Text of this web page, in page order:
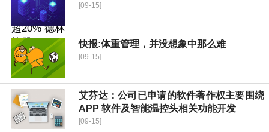
[09-15]
快报:体重管理，并没想象中那么难
[09-15]
艾芬达：公司已申请的软件著作权主要围绕
APP 软件及智能温控头相关功能开发
[09-15]